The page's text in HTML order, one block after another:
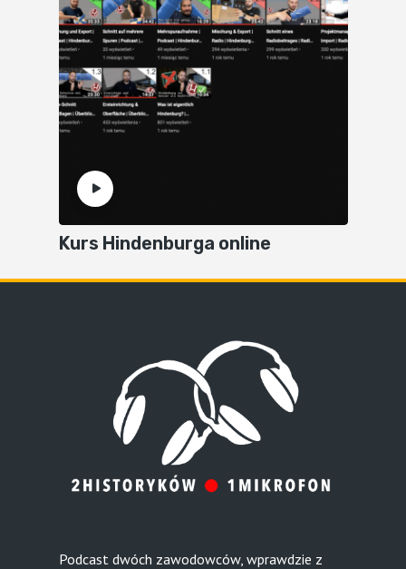
Kurs Hindenburga online
Podcast dwóch zawodowców, wprawdzie z